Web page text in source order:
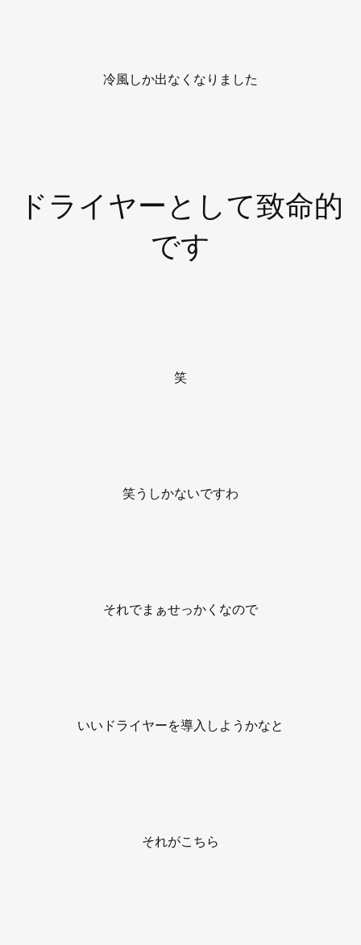
冷風しか出なくなりました
ドライヤーとして致命的
です
笑
笑うしかないですわ
それでまぁせっかくなので
いいドライヤーを導入しようかなと
それがこちら